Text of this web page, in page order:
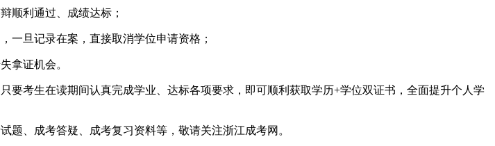
顺利通过、成绩达标；
一旦记录在案，直接取消学位申请资格；
拿证机会。
要考生在读期间认真完成学业、达标各项要求，即可顺利获取学历+学位双证书，全面提升个人学
题、成考答疑、成考复习资料等，敬请关注浙江成考网。